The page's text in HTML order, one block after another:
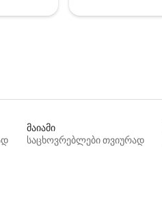
მაიამი
საცხოვრებლები თვიურად